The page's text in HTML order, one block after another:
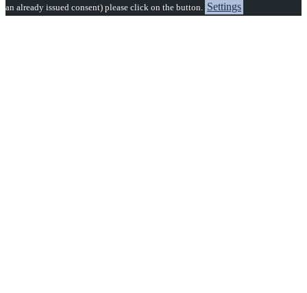
an already issued consent) please click on the button. Settings